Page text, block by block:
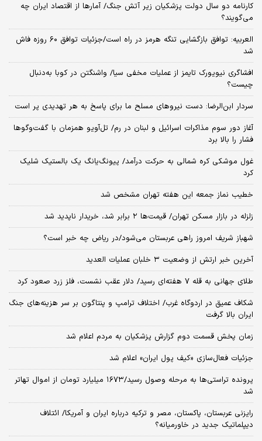
کارنامه دو سال دولت پزشکیان زیر آتش جنگ/ آمارها از اقتصاد ایران چه
می‌گویند؟
العربیه: توافق بازگشایی تنگه هرمز در راه است/جزئیات توافق ۶۰ روزه فاش
شد
افشاگری نیویورک تایمز از عملیات مخفی سیا/ واشنگتن در کوبا به‌دنبال
چیست؟
سردار ابن‌الرضا: دست نیروهای مسلح ما برای پاسخ به هر تهدیدی پر است
آغاز دور سوم مذاکرات اسرائیل و لبنان در رم/ تل‌آویو همزمان با گفت‌وگوها
فشار را بالا برد
غول موشکی کره شمالی به حرکت درآمد/ پیونگ‌یانگ یک بالستیک شلیک
کرد
خطیب نماز جمعه این هفته تهران مشخص شد
زلزله در بازار مسکن تهران/ قیمت‌ها ۲ برابر شد، خریدار ناپدید شد
شهباز شریف امروز راهی عربستان می‌شود/در ریاض چه خبر است؟
آخرین خبر ارتش از وضعیت ۳ خلبان عملیات العدید
طلای جهانی به قله ۷ هفته‌ای رسید/ دلار عقب نشست، فلز زرد صعود کرد
شکاف عمیق در اردوگاه غرب/ اختلاف ترامپ و پنتاگون بر سر هزینه‌های جنگ
ایران بالا گرفت
زمان پخش قسمت دوم گزارش پزشکیان به مردم اعلام شد
جزئیات فعال‌سازی «کیف پول ایران» اعلام شد
پرونده تراستی‌ها به مرحله وصول رسید/۱۶۷۳ میلیارد تومان از اموال تهاتر
شد
رایزنی عربستان، پاکستان، مصر و ترکیه درباره ایران و آمریکا/ ائتلاف
دیپلماتیک جدید در خاورمیانه؟